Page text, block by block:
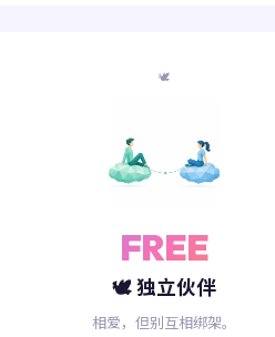
🕊️
FREE
🕊️ 独立伙伴
相爱，但别互相绑架。